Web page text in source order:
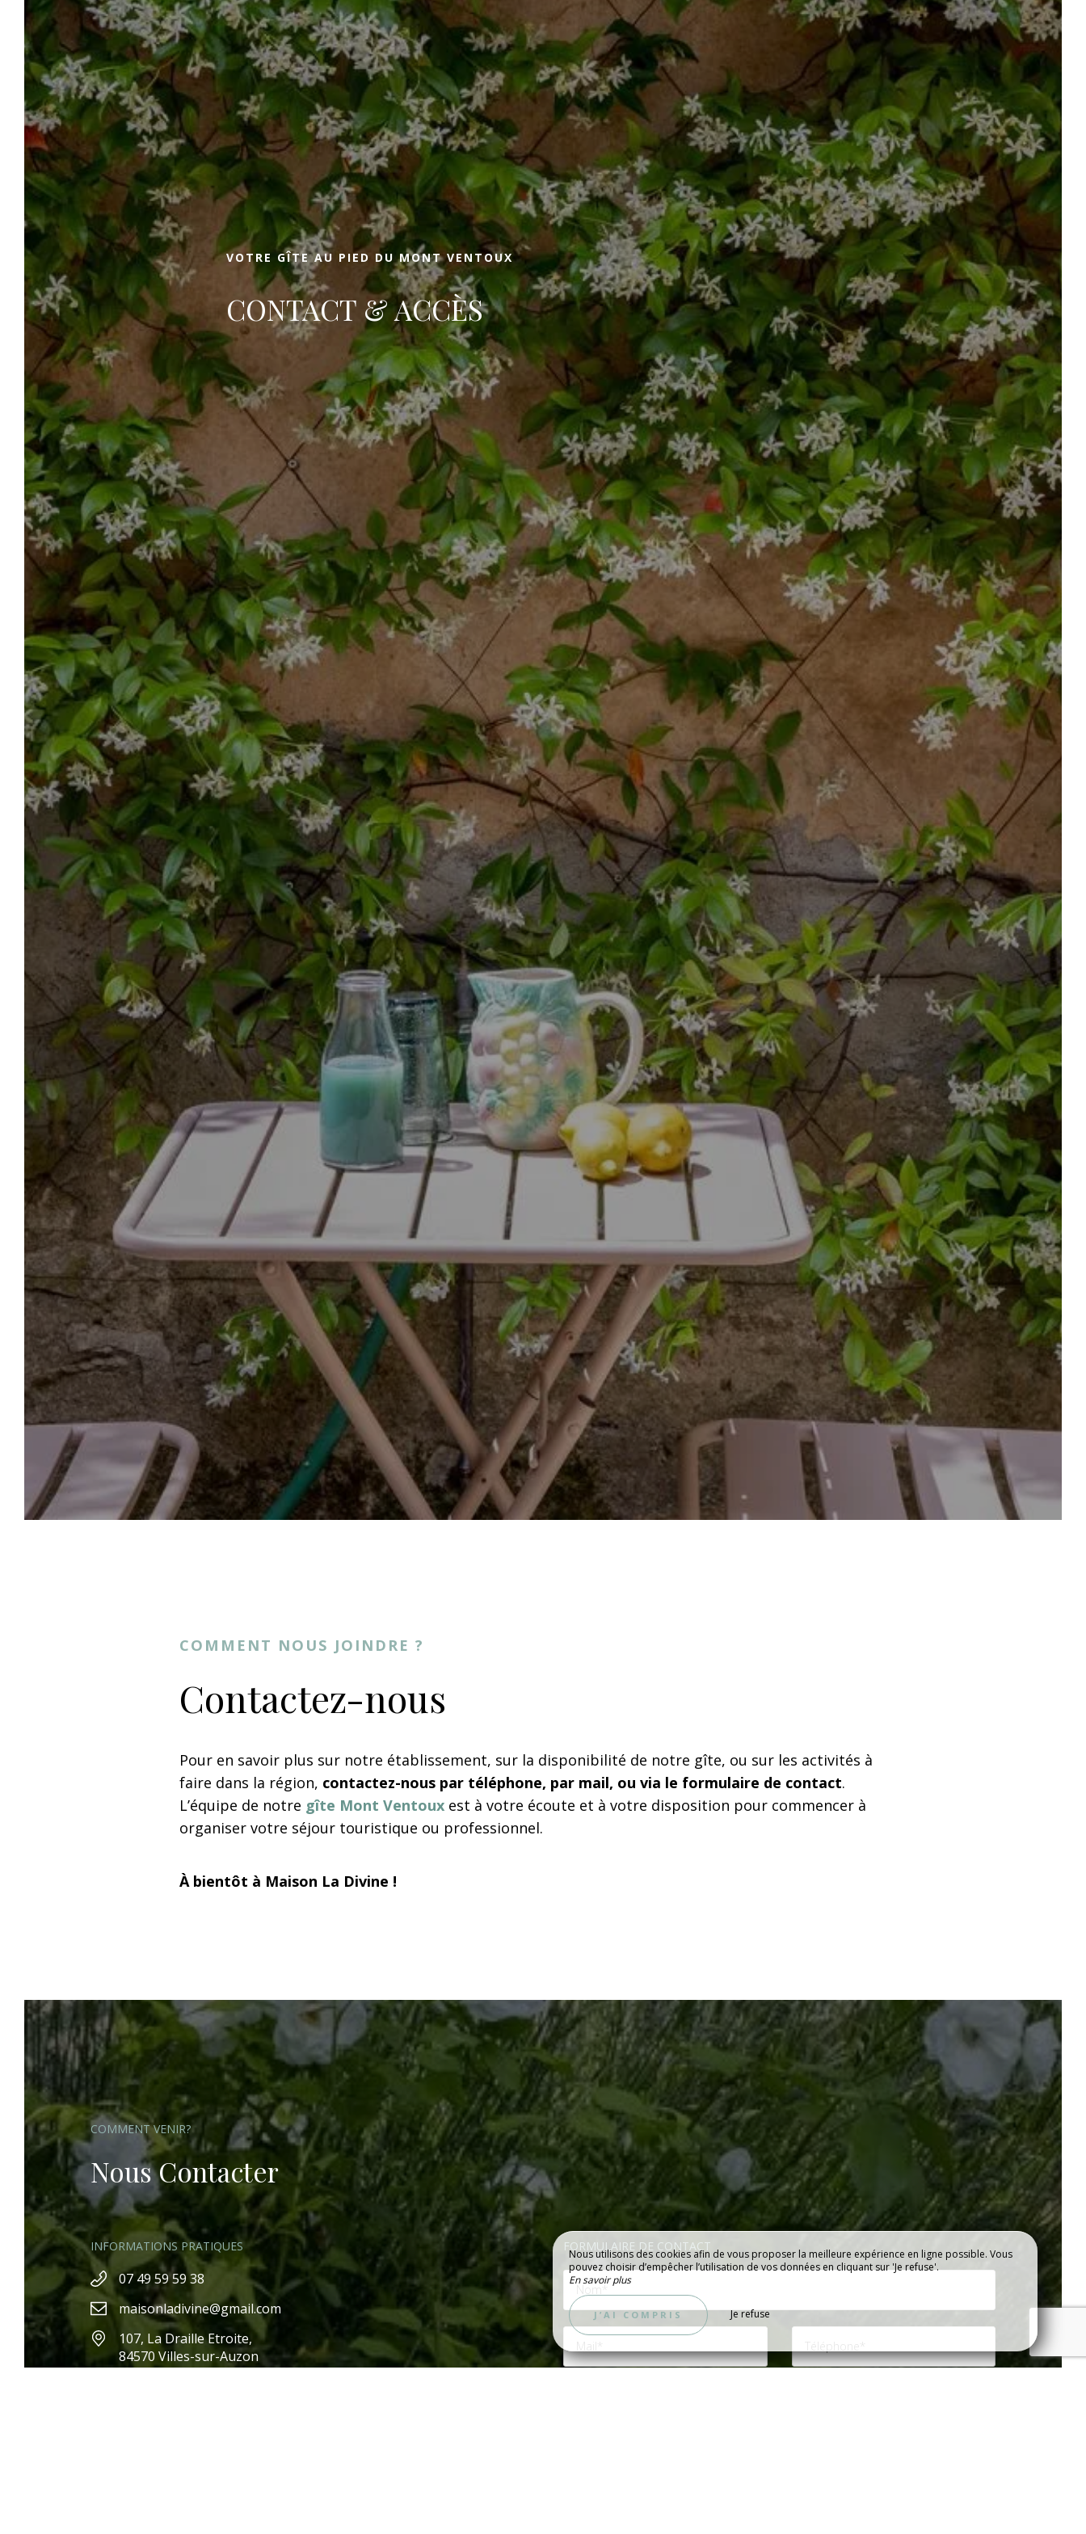
BIENVENUE
LA MAISON & SON
JARDIN
LES SERVICES
ORGANISATION
SÉMINAIRES
TARIFS & RÉSERVATION GALERIE PHOTOS
LA RÉGION & LES
ACTIVITÉS
CONTACT & ACCÈS
Réserver
Choisissez Maison La Divine pour tous
vos séjours, ou pour organiser vos
séminaires. Profitez, tout au long de
votre passage, de nos prestations de
qualité, de nos chambres confortables,
et d’un cadre idéal. Réservez dès
maintenant votre escale au meilleur
prix via notre site internet. À bientôt à
Maison La Divine, gîte Mont Ventoux !
Arrivée
Arrivée
Départ
Départ
RÉSERVER
VOTRE GÎTE AU PIED DU MONT VENTOUX
CONTACT & ACCÈS
COMMENT NOUS JOINDRE ?
Contactez-nous
Pour en savoir plus sur notre établissement, sur la disponibilité de notre gîte, ou sur les activités à
faire dans la région, contactez-nous par téléphone, par mail, ou via le formulaire de contact.
L’équipe de notre gîte Mont Ventoux est à votre écoute et à votre disposition pour commencer à
organiser votre séjour touristique ou professionnel.
À bientôt à Maison La Divine !
COMMENT VENIR?
Nous Contacter
INFORMATIONS PRATIQUES
07 49 59 59 38
maisonladivine@gmail.com
107, La Draille Etroite,
84570 Villes-sur-Auzon
FORMULAIRE DE CONTACT
Nous utilisons des cookies afin de vous proposer la meilleure expérience en ligne possible. Vous
pouvez choisir d’empêcher l’utilisation de vos données en cliquant sur 'Je refuse'.
En savoir plus
J’AI COMPRIS Je refuse